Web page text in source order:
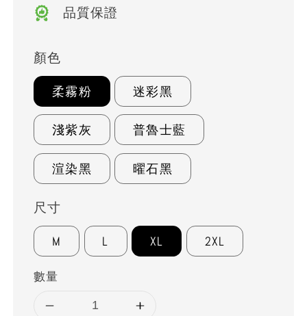
品質保證
顏色
柔霧粉 迷彩黑
淺紫灰 普魯士藍
渲染黑 曜石黑
尺寸
M L XL 2XL
數量